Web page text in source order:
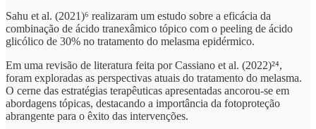
Sahu et al. (2021)⁶ realizaram um estudo sobre a eficácia da
combinação de ácido tranexâmico tópico com o peeling de ácido
glicólico de 30% no tratamento do melasma epidérmico.
Em uma revisão de literatura feita por Cassiano et al. (2022)²⁴,
foram exploradas as perspectivas atuais do tratamento do melasma.
O cerne das estratégias terapêuticas apresentadas ancorou-se em
abordagens tópicas, destacando a importância da fotoproteção
abrangente para o êxito das intervenções.